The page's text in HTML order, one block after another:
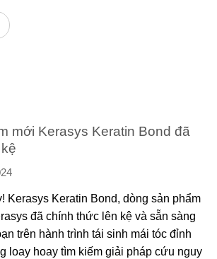
mới Kerasys Keratin Bond đã
Kerasys Keratin Bond, dòng sản phẩm
đã chính thức lên kệ và sẵn sàng
trên hành trình tái sinh mái tóc đỉnh
loay hoay tìm kiếm giải pháp cứu nguy